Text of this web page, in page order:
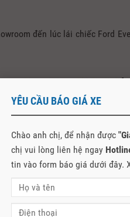
đến lúc lái chiếc Ford
YÊU CẦU BÁO GIÁ XE
Chào anh chị, để nhận được
chị vui lòng liên hệ ngay
tin vào form báo giá dưới đây.